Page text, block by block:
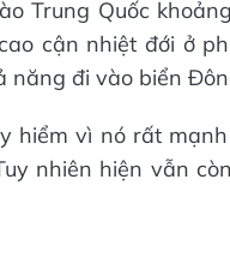
Trung Quốc
cận nhiệt đới ở
năng đi vào biển
hiểm vì nó rất
nhiên hiện vẫn